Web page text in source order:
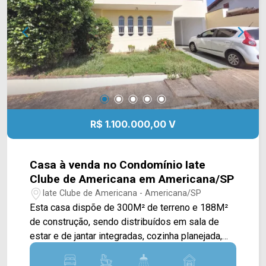
cada mudança!
R$ 1.100.000,00 V
Casa à venda no Condomínio Iate
Clube de Americana em Americana/SP
Iate Clube de Americana - Americana/SP
Esta casa dispõe de 300M² de terreno e 188M²
de construção, sendo distribuídos em sala de
estar e de jantar integradas, cozinha planejada,
espaço gourmet com churrasqueira, piscina e